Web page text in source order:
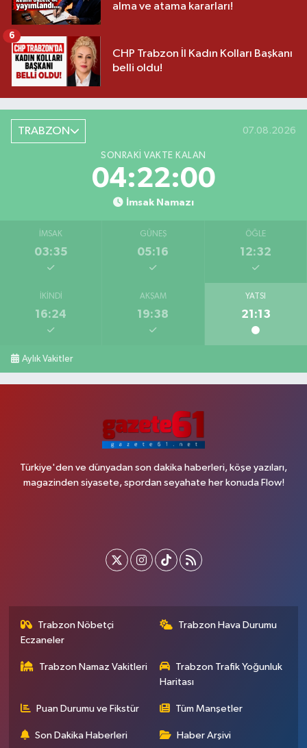
alma ve atama kararları!
CHP Trabzon İl Kadın Kolları Başkanı
belli oldu!
6
TRABZON 07.08.2026
SONRAKI VAKTE KALAN
04:21:59
İmsak Namazı
İMSAK
03:35
GÜNEŞ
05:16
ÖĞLE
12:32
İKINDI
16:24
AKŞAM
19:38
YATSI
21:13
Aylık Vakitler
Türkiye'den ve dünyadan son dakika haberleri, köşe yazıları,
magazinden siyasete, spordan seyahate her konuda Flow!
Trabzon Nöbetçi
Eczaneler
Trabzon Hava Durumu
Trabzon Namaz Vakitleri
Trabzon Trafik Yoğunluk
Haritası
Puan Durumu ve Fikstür Tüm Manşetler
Son Dakika Haberleri Haber Arşivi